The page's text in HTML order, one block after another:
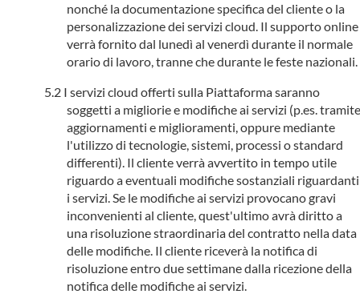
nonché la documentazione specifica del cliente o la
personalizzazione dei servizi cloud. Il supporto online
verrà fornito dal lunedì al venerdì durante il normale
orario di lavoro, tranne che durante le feste nazionali.
I servizi cloud offerti sulla Piattaforma saranno
soggetti a migliorie e modifiche ai servizi (p.es. tramite
aggiornamenti e miglioramenti, oppure mediante
l'utilizzo di tecnologie, sistemi, processi o standard
differenti). Il cliente verrà avvertito in tempo utile
riguardo a eventuali modifiche sostanziali riguardanti
i servizi. Se le modifiche ai servizi provocano gravi
inconvenienti al cliente, quest'ultimo avrà diritto a
una risoluzione straordinaria del contratto nella data
delle modifiche. Il cliente riceverà la notifica di
risoluzione entro due settimane dalla ricezione della
notifica delle modifiche ai servizi.